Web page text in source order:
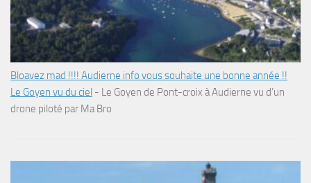
Bloavez mad !!!! Audierne info vous souhaite une bonne année !!
Le Goyen vu du ciel - Le Goyen de Pont-croix à Audierne vu d’un
drone piloté par Ma Bro